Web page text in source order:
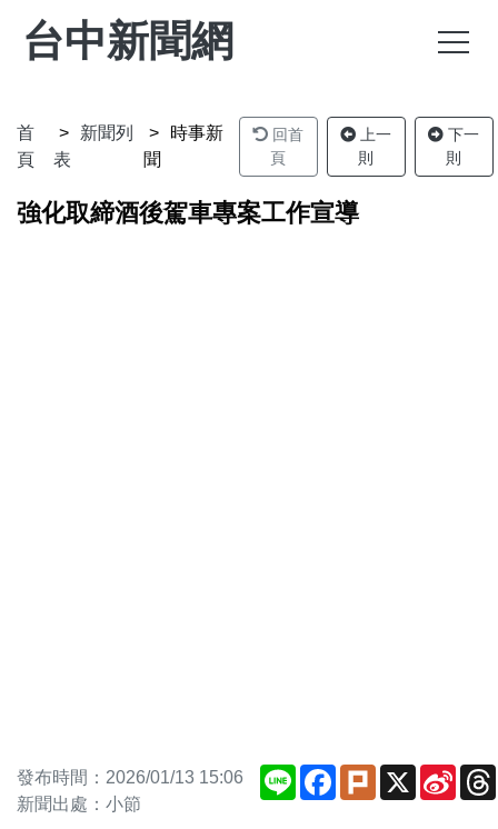
台中新聞網
首
頁
新聞列
表
時事新
聞
回首
頁
上一
則
下一
則
強化取締酒後駕車專案工作宣導
發布時間：2026/01/13 15:06
新聞出處：小節
Line Facebook
Plurk X
Sina